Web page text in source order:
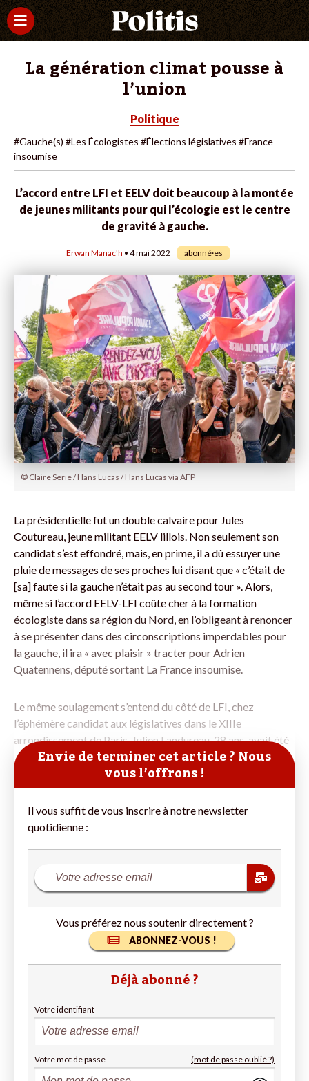
La génération climat pousse à
l’union
Politique
#Gauche(s) #Les Écologistes #Élections législatives #France
insoumise
L’accord entre LFI et EELV doit beaucoup à la montée
de jeunes militants pour qui l’écologie est le centre
de gravité à gauche.
Erwan Manac'h • 4 mai 2022 abonné·es
© Claire Serie / Hans Lucas / Hans Lucas via AFP
La présidentielle fut un double calvaire pour Jules
Coutureau, jeune militant EELV lillois. Non seulement son
candidat s’est effondré, mais, en prime, il a dû essuyer une
pluie de messages de ses proches lui disant que « c’était de
[sa] faute si la gauche n’était pas au second tour ». Alors,
même si l’accord EELV-LFI coûte cher à la formation
écologiste dans sa région du Nord, en l’obligeant à renoncer
à se présenter dans des circonscriptions imperdables pour
la gauche, il ira « avec plaisir » tracter pour Adrien
Quatennens, député sortant La France insoumise.
Le même soulagement s’entend du côté de LFI, chez
l’éphémère candidat aux législatives dans le XIIIe
arrondissement de Paris. Julien Landureau, 28 ans, avait été
Envie de terminer cet article ? Nous
vous l’offrons !
Il vous suffit de vous inscrire à notre newsletter
quotidienne :
Vous préférez nous soutenir directement ?
ABONNEZ-VOUS !
Déjà abonné ?
Votre identifiant
Votre mot de passe (mot de passe oublié ?)